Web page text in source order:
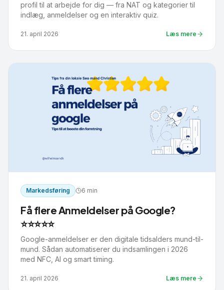
profil til at arbejde for dig — fra NAT og kategorier til
indlæg, anmeldelser og en interaktiv quiz.
21. april 2026 Læs mere
Markedsføring 6 min
Få flere Anmeldelser på Google?
⭐⭐⭐⭐⭐
Google-anmeldelser er den digitale tidsalders mund-til-
mund. Sådan automatiserer du indsamlingen i 2026
med NFC, AI og smart timing.
21. april 2026 Læs mere